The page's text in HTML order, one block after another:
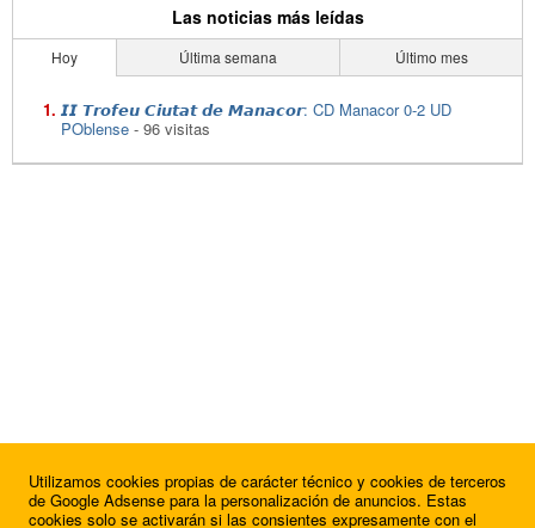
Las noticias más leídas
Hoy Última semana Último mes
𝙄𝙄 𝙏𝙧𝙤𝙛𝙚𝙪 𝘾𝙞𝙪𝙩𝙖𝙩 𝙙𝙚 𝙈𝙖𝙣𝙖𝙘𝙤𝙧: CD Manacor 0-2 UD
POblense - 96 visitas
Utilizamos cookies propias de carácter técnico y cookies de terceros
de Google Adsense para la personalización de anuncios. Estas
cookies solo se activarán si las consientes expresamente con el